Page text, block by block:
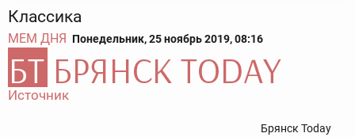
Классика
МЕМ ДНЯ Понедельник, 25 ноябрь 2019, 08:16
Источник
Брянск Today